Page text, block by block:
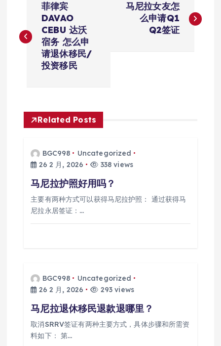
导
菲律宾
DAVAO
CEBU 达沃
宿务 怎么申
请退休移民/
投资移民
马尼拉女友怎
么申请Q1
Q2签证
Related Posts
BGC998
Uncategorized
26 2 月, 2026
338 views
马尼拉护照好用吗？
主要有两种方式可以获得马尼拉护照： 通过获得马
尼拉永居签证：…
BGC998
Uncategorized
26 2 月, 2026
293 views
马尼拉退休移民退款退哪里？
取消SRRV签证有两种主要方式，具体步骤和所需资
料如下： 第…